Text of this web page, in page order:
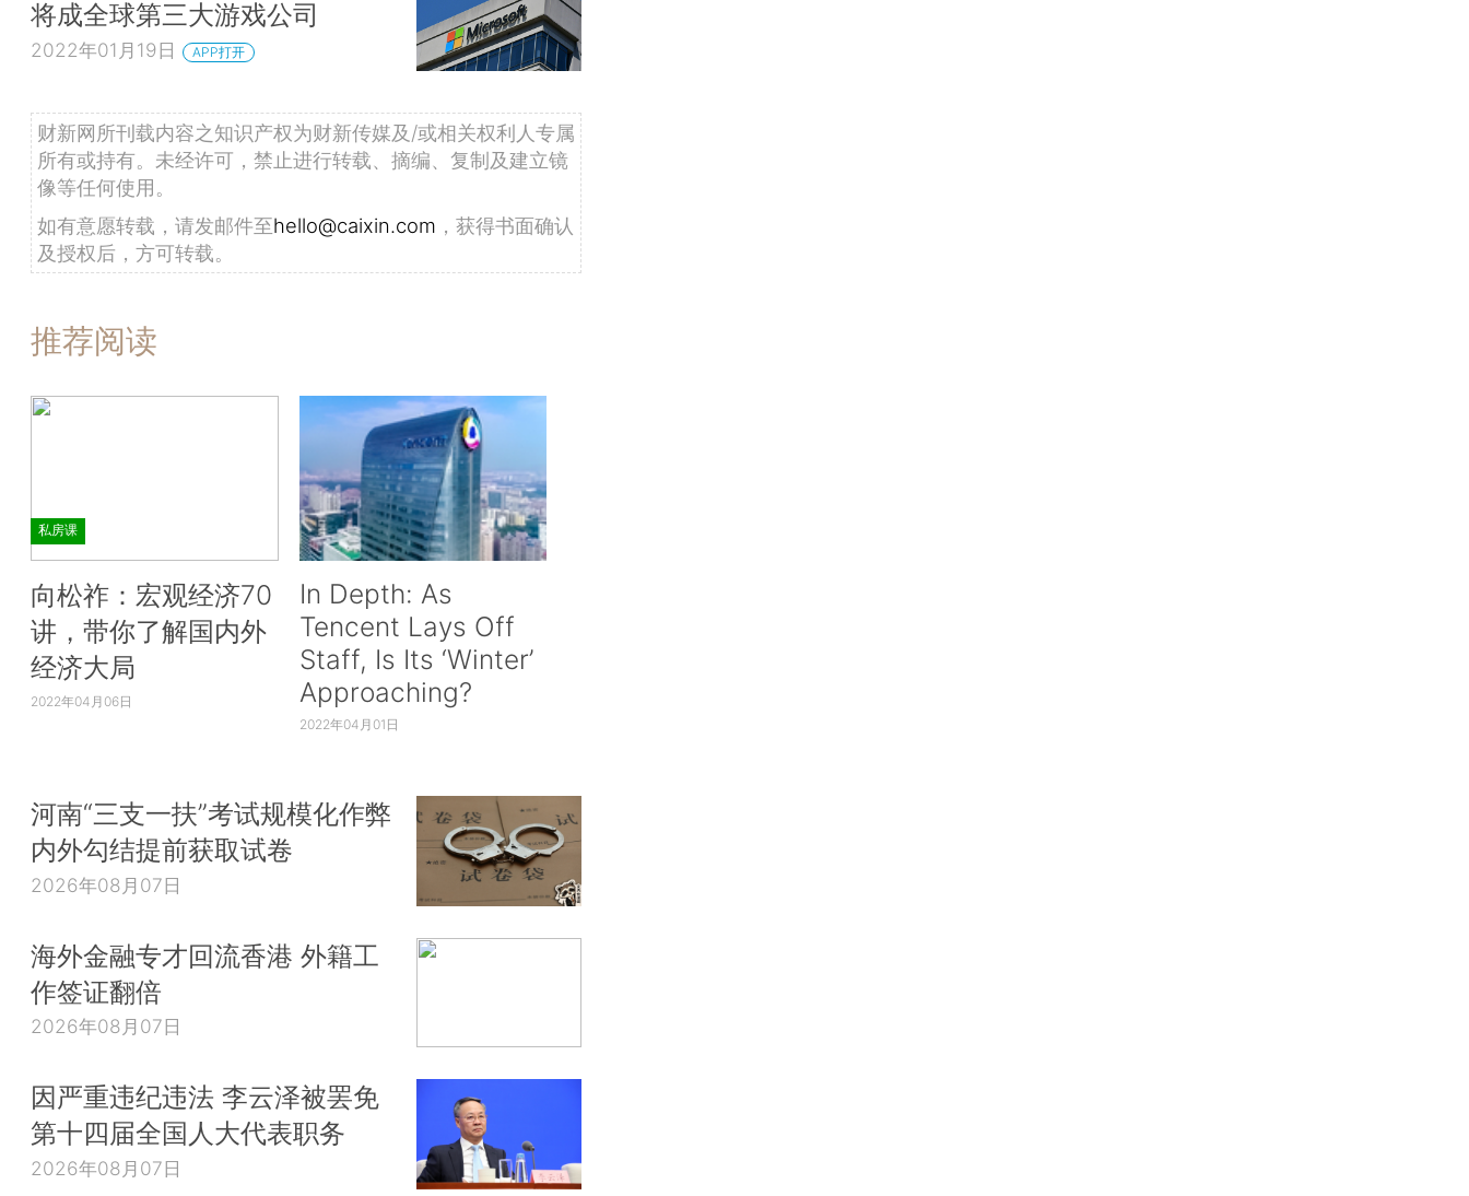
将成全球第三大游戏公司
2022年01月19日 APP打开
财新网所刊载内容之知识产权为财新传媒及/或相关权利人专属
所有或持有。未经许可，禁止进行转载、摘编、复制及建立镜
像等任何使用。
如有意愿转载，请发邮件至hello@caixin.com ，获得书面确认
及授权后，方可转载。
推荐阅读
私房课
向松祚：宏观经济70
讲，带你了解国内外
经济大局
2022年04月06日
In Depth: As
Tencent Lays Off
Staff, Is Its ‘Winter’
Approaching?
2022年04月01日
河南“三支一扶”考试规模化作弊
内外勾结提前获取试卷
2026年08月07日
海外金融专才回流香港 外籍工
作签证翻倍
2026年08月07日
因严重违纪违法 李云泽被罢免
第十四届全国人大代表职务
2026年08月07日